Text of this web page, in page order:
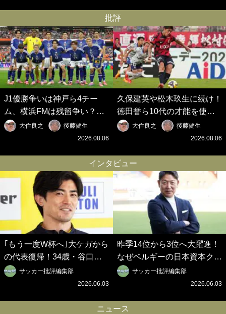
批評
J1優勝争いは神戸ら4チー
ム、横浜FMは残留争い？大
混戦のJ2はRB大宮に注目！
歴代最強の日本代表をJリー
の秋春制｣の大激論】(6)
大住良之
後藤健生
2026.08.06
久保建英や松木玖生に続け！
徳田誉ら10代の才能を使い
切れないJクラブの課題と、
｢0円欧州移籍｣撲滅への処方
春制｣の大激論】(5)
大住良之
後藤健生
2026.08.06
インタビュー
｢もう一度W杯へ｣大ケガから
の代表復帰！34歳・谷口彰
悟の奇跡を支えた日本資本の
ベルギークラブ、次なる野望
ロイデン立石敬之CEOの世
サッカー批評編集部
2026.06.03
昨季14位から3位へ大躍進！
なぜベルギーの日本資本クラ
ブは創設102年目に歴史的快
挙を成し遂げられたのか？
之CEOの世界戦略】(1)
サッカー批評編集部
2026.06.03
ニュース